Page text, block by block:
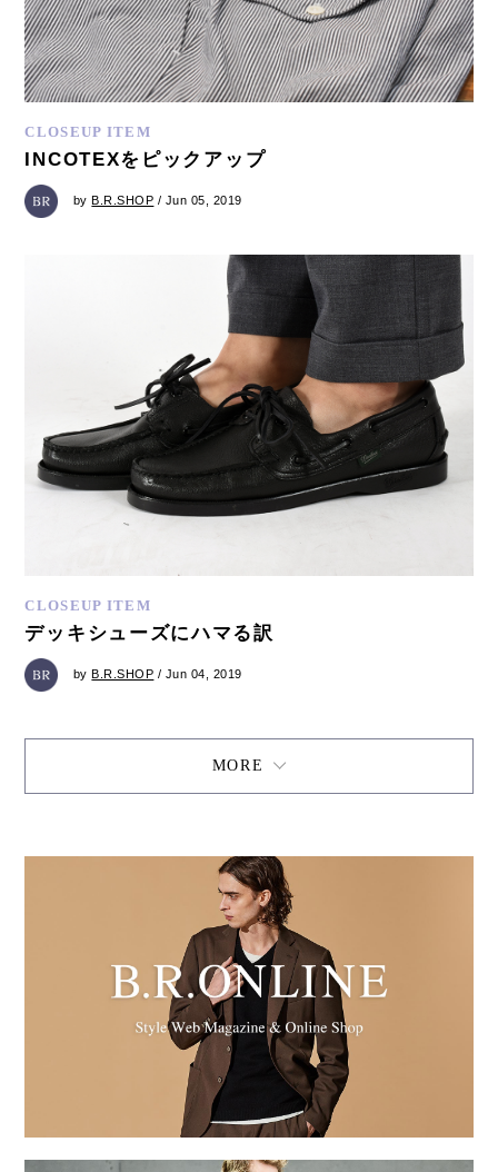
CLOSEUP ITEM
INCOTEXをピックアップ
by B.R.SHOP / Jun 05, 2019
CLOSEUP ITEM
デッキシューズにハマる訳
by B.R.SHOP / Jun 04, 2019
MORE